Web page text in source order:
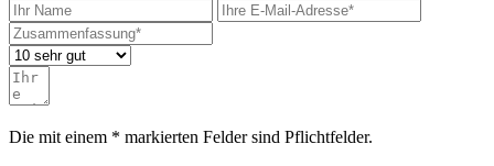
Die mit einem * markierten Felder sind Pflichtfelder.